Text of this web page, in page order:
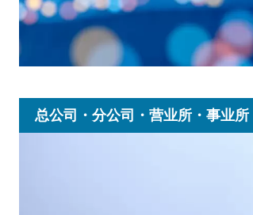
总公司・分公司・营业所・事业所